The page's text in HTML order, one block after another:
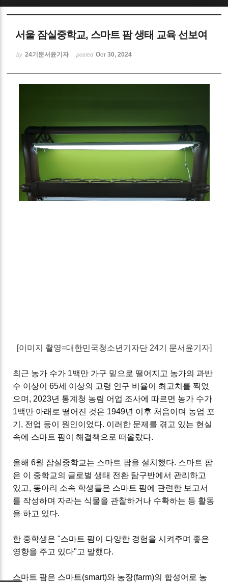
서울 잠실중학교, 스마트 팜 생태 교육 선보여
by 24기문서윤기자 posted Oct 30, 2024
[이미지 촬영=대한민국청소년기자단 24기 문서윤기자]
최근 농가 수가 1백만 가구 밑으로 떨어지고 농가의 과반
수 이상이
65세 이상의 고령 인구 비율이 최고치를 찍었
으며 , 2023년 통계청 농림 어업 조사에 따르면 농가 수가
1백만 아래로 떨어진 것은 1949년 이후 처음이며 농업 포
기 , 전업 등이 원인이었다. 이러한 문제를 겪고 있는 현실
속에 스마트 팜이 해결책으로 떠올랐다.
올해6월 잠실중학교는 스마트 팜을 설치했다. 스마트 팜
은 이 중학교의 글로벌 생태 전환 탐구반에서 관리하고
있고, 동아리 소속 학생들은 스마트 팜에 관련한 보고서
를 작성하며 자라는 식물을 관찰하거나 수확하는 등 활동
을 하고 있다.
한 중학생은 "스마트 팜이 다양한 경험을 시켜주며 좋은
영향을 주고 있다"고 말했다.
스마트 팜은 스마트(smart)와 농장(farm)의 합성어로 농